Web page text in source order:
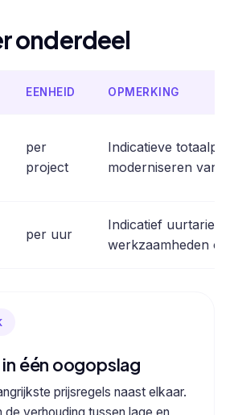
onderdeel
EENHEID OPMERKING
per
project
Indicatieve
moderniseren van
per uur
Indicatief uurtarief
werkzaamheden
één oogopslag
prijsregels naast elkaar.